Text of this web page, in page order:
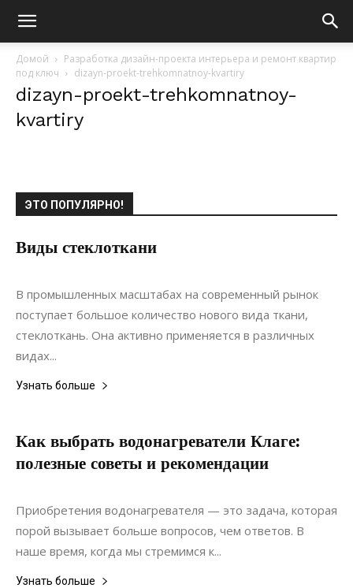
Домой
Разработка дизайн-проекта интерьера и ремонт квартир
под ключ
dizayn-proekt-trehkomnatnoy-kvartiry
dizayn-proekt-trehkomnatnoy-
kvartiry
ЭТО ПОПУЛЯРНО!
Виды стеклоткани
28.11.2019
В промышленных масштабах на современный рынок
поступает большое количество нового вида ткани,
стеклоткань. Она активно применяется в различных
видах...
Узнать больше
Как выбрать водонагреватели Клаге:
полезные советы и рекомендации
24.07.2022
Приобретения водонагревателя — это задача, которая
порой вызывает больше вопросов, чем ответов. В
наше время, когда мы стремимся к...
Узнать больше